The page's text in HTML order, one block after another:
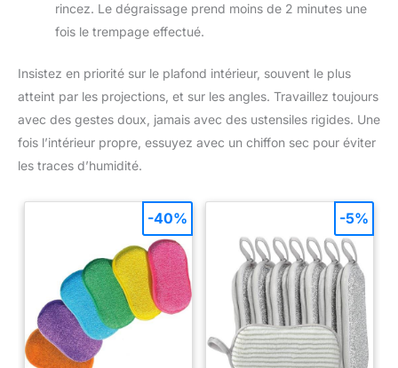
rincez. Le dégraissage prend moins de 2 minutes une
fois le trempage effectué.
Insistez en priorité sur le plafond intérieur, souvent le plus
atteint par les projections, et sur les angles. Travaillez toujours
avec des gestes doux, jamais avec des ustensiles rigides. Une
fois l’intérieur propre, essuyez avec un chiffon sec pour éviter
les traces d’humidité.
-40% -5%